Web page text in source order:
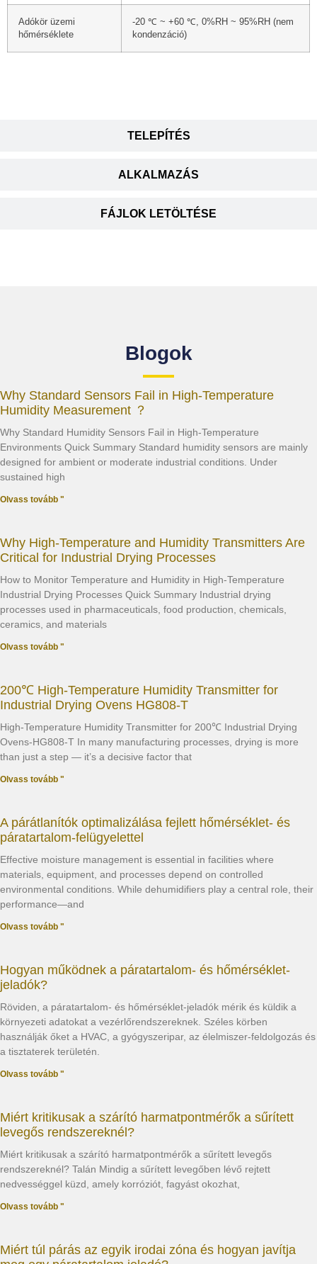
TELEPÍTÉS
ALKALMAZÁS
FÁJLOK LETÖLTÉSE
Adókör üzemi
hőmérséklete
-20 ℃ ~ +60 ℃, 0%RH ~ 95%RH (nem
kondenzáció)
Blogok
Why Standard Sensors Fail in High-Temperature
Humidity Measurement ？
Why Standard Humidity Sensors Fail in High-Temperature
Environments Quick Summary Standard humidity sensors are mainly
designed for ambient or moderate industrial conditions. Under
sustained high
Olvass tovább "
Why High-Temperature and Humidity Transmitters Are
Critical for Industrial Drying Processes
How to Monitor Temperature and Humidity in High-Temperature
Industrial Drying Processes Quick Summary Industrial drying
processes used in pharmaceuticals, food production, chemicals,
ceramics, and materials
Olvass tovább "
200℃ High-Temperature Humidity Transmitter for
Industrial Drying Ovens HG808-T
High-Temperature Humidity Transmitter for 200℃ Industrial Drying
Ovens-HG808-T In many manufacturing processes, drying is more
than just a step — it’s a decisive factor that
Olvass tovább "
A párátlanítók optimalizálása fejlett hőmérséklet- és
páratartalom-felügyelettel
Effective moisture management is essential in facilities where
materials, equipment, and processes depend on controlled
environmental conditions. While dehumidifiers play a central role, their
performance—and
Olvass tovább "
Hogyan működnek a páratartalom- és hőmérséklet-
jeladók?
Röviden, a páratartalom- és hőmérséklet-jeladók mérik és küldik a
környezeti adatokat a vezérlőrendszereknek. Széles körben
használják őket a HVAC, a gyógyszeripar, az élelmiszer-feldolgozás és
a tisztaterek területén.
Olvass tovább "
Miért kritikusak a szárító harmatpontmérők a sűrített
levegős rendszereknél?
Miért kritikusak a szárító harmatpontmérők a sűrített levegős
rendszereknél? Talán Mindig a sűrített levegőben lévő rejtett
nedvességgel küzd, amely korróziót, fagyást okozhat,
Olvass tovább "
Miért túl párás az egyik irodai zóna és hogyan javítja